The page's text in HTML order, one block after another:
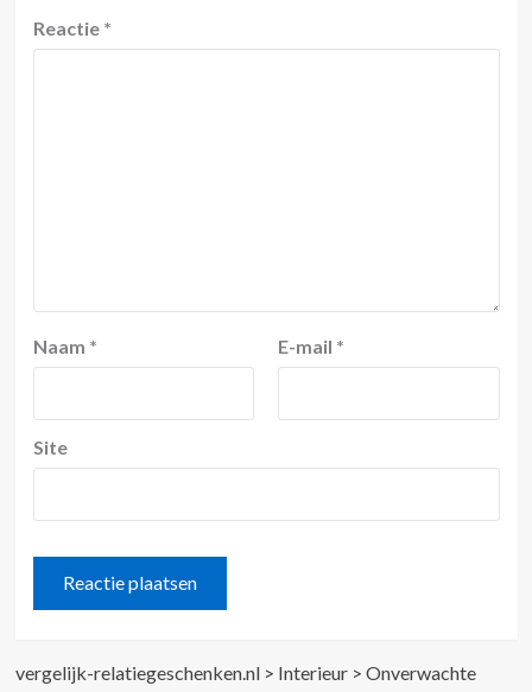
Reactie *
Naam * E-mail *
Site
vergelijk-relatiegeschenken.nl> Interieur> Onverwachte